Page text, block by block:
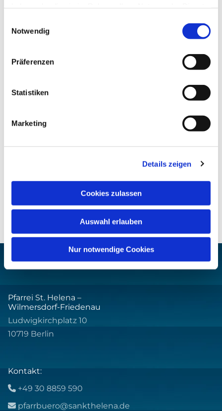
Notwendig
Präferenzen
Statistiken
Marketing
Details zeigen
Cookies zulassen
Auswahl erlauben
Nur notwendige Cookies
Pfarrei St. Helena –
Wilmersdorf-Friedenau
Ludwigkirchplatz 10
10719 Berlin
Kontakt:
 +49 30 8859 590
 pfarrbuero@sankthelena.de